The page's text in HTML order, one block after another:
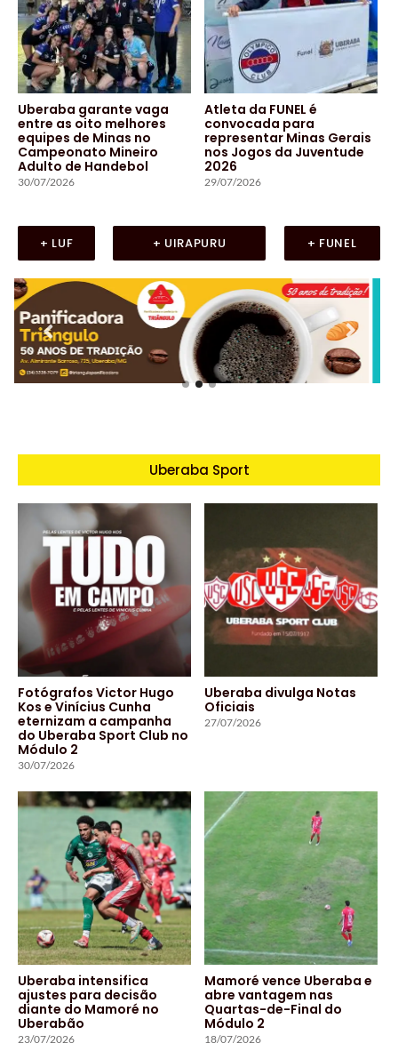
Uberaba garante vaga
entre as oito melhores
equipes de Minas no
Campeonato Mineiro
Adulto de Handebol
30/07/2026
Atleta da FUNEL é
convocada para
representar Minas Gerais
nos Jogos da Juventude
2026
29/07/2026
+ LUF + UIRAPURU + FUNEL
Uberaba Sport
Fotógrafos Victor Hugo
Kos e Vinícius Cunha
eternizam a campanha
do Uberaba Sport Club no
Módulo 2
30/07/2026
Uberaba divulga Notas
Oficiais
27/07/2026
Uberaba intensifica
ajustes para decisão
diante do Mamoré no
Uberabão
23/07/2026
Mamoré vence Uberaba e
abre vantagem nas
Quartas-de-Final do
Módulo 2
18/07/2026